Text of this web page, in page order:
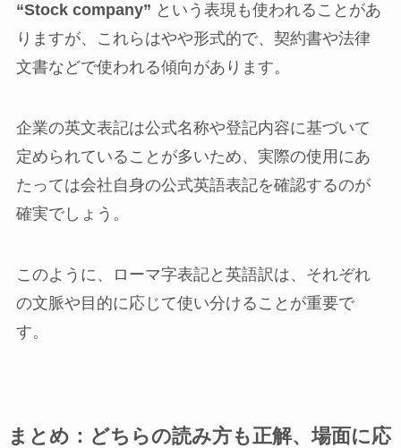
“Stock company” という表現も使われることがあ
りますが、これらはやや形式的で、契約書や法律
文書などで使われる傾向があります。
企業の英文表記は公式名称や登記内容に基づいて
定められていることが多いため、実際の使用にあ
たっては会社自身の公式英語表記を確認するのが
確実でしょう。
このように、ローマ字表記と英語訳は、それぞれ
の文脈や目的に応じて使い分けることが重要で
す。
まとめ：どちらの読み方も正解、場面に応